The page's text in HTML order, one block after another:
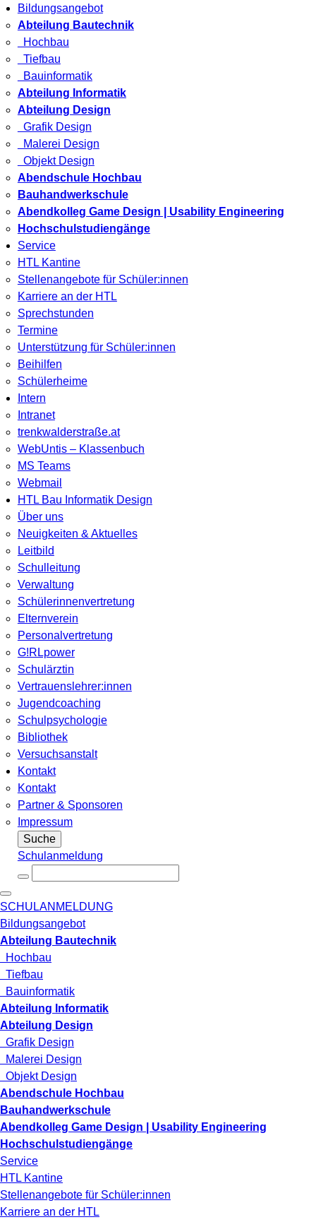
Bildungsangebot
Abteilung Bautechnik
Hochbau
Tiefbau
Bauinformatik
Abteilung Informatik
Abteilung Design
Grafik Design
Malerei Design
Objekt Design
Abendschule Hochbau
Bauhandwerkschule
Abendkolleg Game Design | Usability Engineering
Hochschulstudiengänge
Service
HTL Kantine
Stellenangebote für Schüler:innen
Karriere an der HTL
Sprechstunden
Termine
Unterstützung für Schüler:innen
Beihilfen
Schülerheime
Intern
Intranet
trenkwalderstraße.at
WebUntis – Klassenbuch
MS Teams
Webmail
HTL Bau Informatik Design
Über uns
Neuigkeiten & Aktuelles
Leitbild
Schulleitung
Verwaltung
Schülerinnenvertretung
Elternverein
Personalvertretung
G!RLpower
Schulärztin
Vertrauenslehrer:innen
Jugendcoaching
Schulpsychologie
Bibliothek
Versuchsanstalt
Kontakt
Kontakt
Partner & Sponsoren
Impressum
Suche
Schulanmeldung
SCHULANMELDUNG
Bildungsangebot
Abteilung Bautechnik
Hochbau
Tiefbau
Bauinformatik
Abteilung Informatik
Abteilung Design
Grafik Design
Malerei Design
Objekt Design
Abendschule Hochbau
Bauhandwerkschule
Abendkolleg Game Design | Usability Engineering
Hochschulstudiengänge
Service
HTL Kantine
Stellenangebote für Schüler:innen
Karriere an der HTL